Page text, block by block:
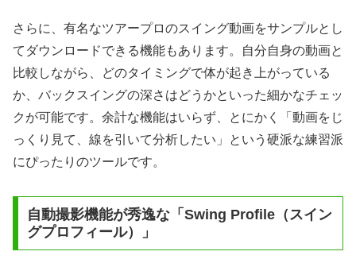
さらに、有名なツアープロのスイング動画をサンプルとし
てダウンロードできる機能もあります。自分自身の動画と
比較しながら、どのタイミングで体が起き上がっている
か、バックスイングの深さはどうかといった細かなチェッ
クが可能です。余計な機能はいらず、とにかく「動画をじ
っくり見て、線を引いて分析したい」という硬派な練習派
にぴったりのツールです。
自動撮影機能が秀逸な「Swing Profile（スイン
グプロフィール）」